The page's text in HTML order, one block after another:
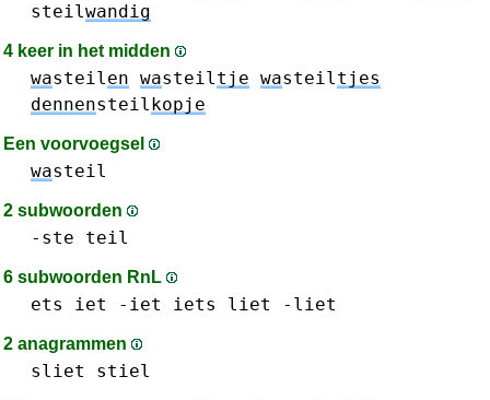
steilwandig
4 keer in het midden
wasteilen wasteiltje wasteiltjes
dennensteilkopje
Een voorvoegsel
wasteil
2 subwoorden
-ste teil
6 subwoorden RnL
ets iet -iet iets liet -liet
2 anagrammen
sliet stiel